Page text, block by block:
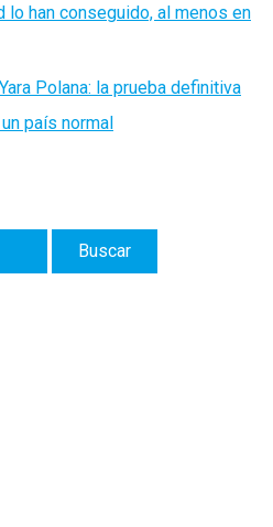
lo han conseguido, al menos en
Polana: la prueba definitiva
país normal